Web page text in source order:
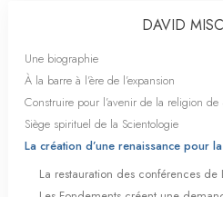
DAVID
Une biographie
À la barre à l’ère de l’expansion
Construire pour l’avenir de la religion de
Siège spirituel de la Scientologie
La création d’une renaissance pour
La restauration des conférences de